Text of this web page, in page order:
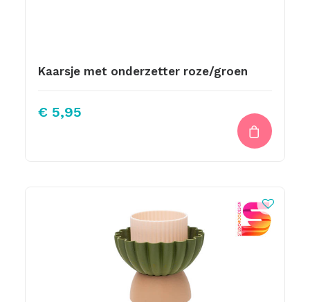
Kaarsje met onderzetter roze/groen
€ 5,95